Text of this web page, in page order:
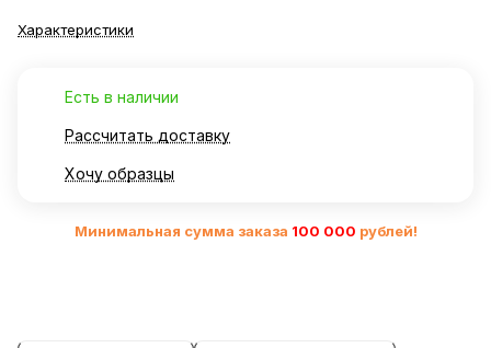
Характеристики
Есть в наличии
Рассчитать доставку
Хочу образцы
Минимальная сумма заказа 100 000 рублей!